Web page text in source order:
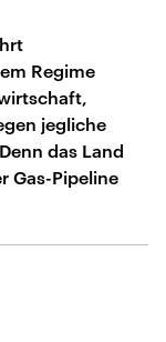
Regime
jegliche
das Land
Gas-Pipeline